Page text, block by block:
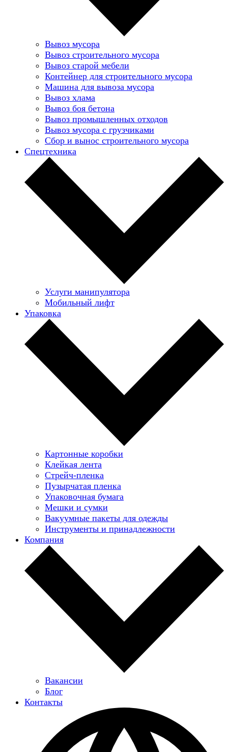
Вывоз мусора
Вывоз строительного мусора
Вывоз старой мебели
Контейнер для строительного мусора
Машина для вывоза мусора
Вывоз хлама
Вывоз боя бетона
Вывоз промышленных отходов
Вывоз мусора с грузчиками
Сбор и вынос строительного мусора
Спецтехника
Услуги манипулятора
Мобильный лифт
Упаковка
Картонные коробки
Клейкая лента
Стрейч-пленка
Пузырчатая пленка
Упаковочная бумага
Мешки и сумки
Вакуумные пакеты для одежды
Инструменты и принадлежности
Компания
Вакансии
Блог
Контакты